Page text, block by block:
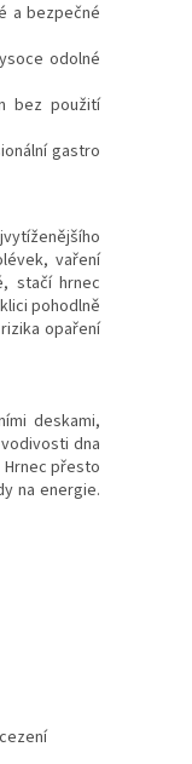
a bezpečné
odolné
bez použití
gastro
vaření
stačí hrnec
pohodlně
opaření
deskami,
dna
přesto
na energie.